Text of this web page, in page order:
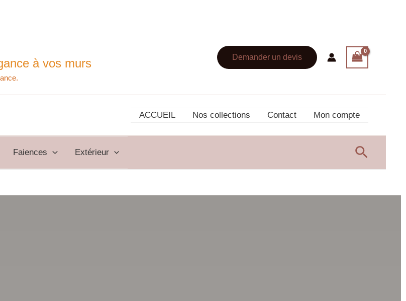
à vos murs Demander un devis
ACCUEIL Nos collections Contact Mon compte
Faiences Extérieur